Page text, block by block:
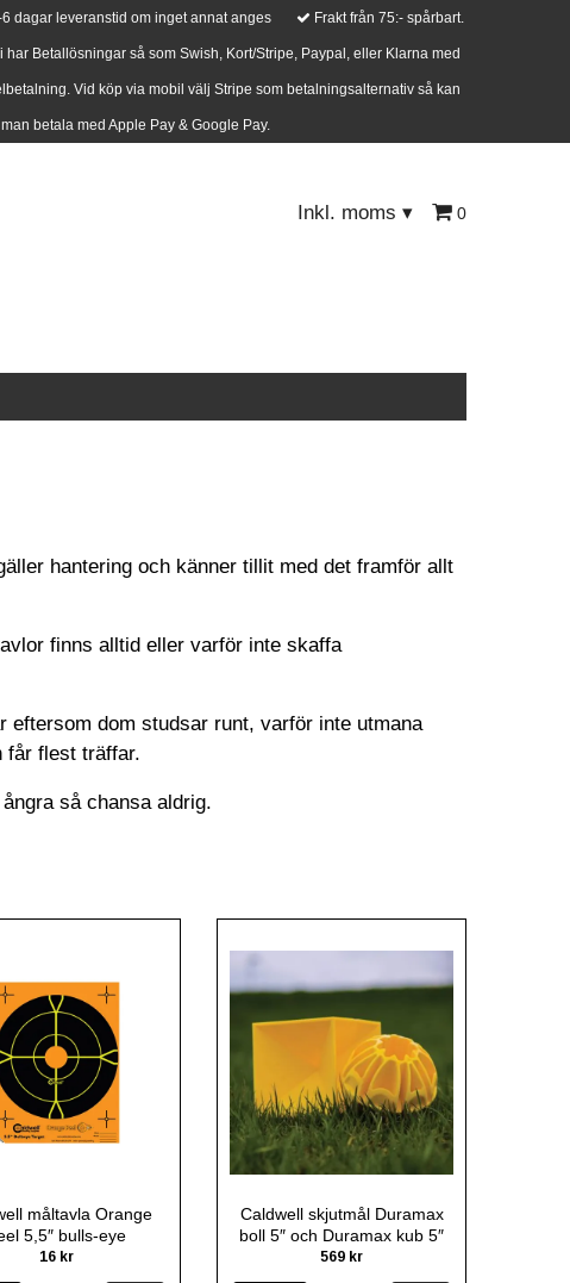
dagar leveranstid om inget annat anges Frakt från 75:- spårbart.
har Betallösningar så som Swish, Kort/Stripe, Paypal, eller Klarna med
Vid köp via mobil välj Stripe som betalningsalternativ så kan
man betala med Apple Pay & Google Pay.
Inkl. moms ▾ 0
hantering och känner tillit med det framför allt
finns alltid eller varför inte skaffa
dom studsar runt, varför inte utmana
får flest träffar.
så chansa aldrig.
måltavla Orange
5,5″ bulls-eye
16 kr
Caldwell skjutmål Duramax
boll 5″ och Duramax kub 5″
569 kr